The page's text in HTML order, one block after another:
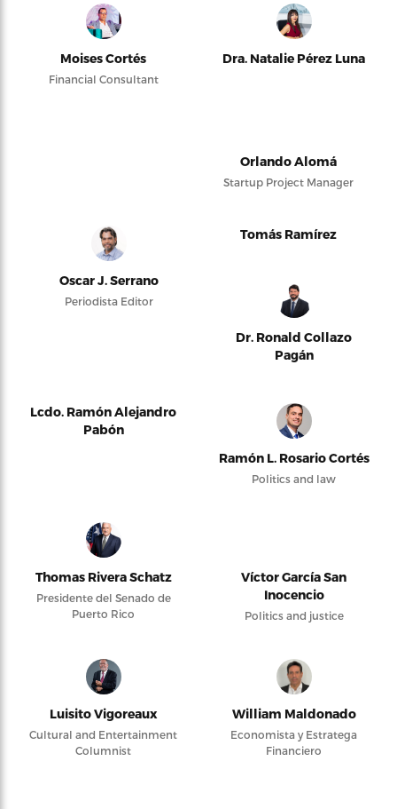
Moises Cortés
Financial Consultant
Dra. Natalie Pérez Luna
Orlando Alomá
Startup Project Manager
Oscar J. Serrano
Periodista Editor
Tomás Ramírez
Dr. Ronald Collazo
Pagán
Lcdo. Ramón Alejandro
Pabón
Ramón L. Rosario Cortés
Politics and law
Thomas Rivera Schatz
Presidente del Senado de
Puerto Rico
Víctor García San
Inocencio
Politics and justice
Luisito Vigoreaux
Cultural and Entertainment
Columnist
William Maldonado
Economista y Estratega
Financiero